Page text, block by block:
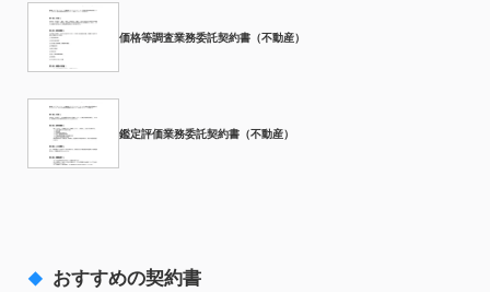
価格等調査業務委託契約書（不動産）
鑑定評価業務委託契約書（不動産）
おすすめの契約書